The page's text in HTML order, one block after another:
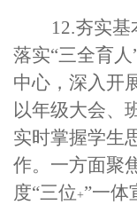
12.夯实基
落实“三全育
中心，深入开
以年级大会、
实时掌握学生
作。一方面聚
度“三位+”一体